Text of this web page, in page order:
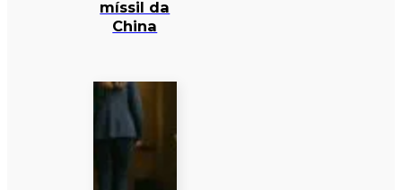
míssil da
China